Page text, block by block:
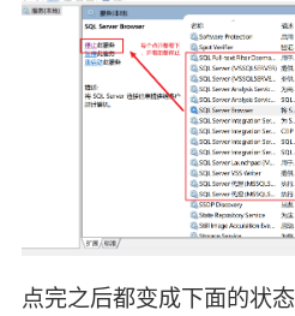
点完之后都变成下面的状态